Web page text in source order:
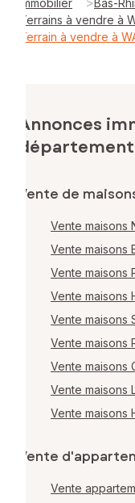
Immobilier Bas-
Terrains à vendre à
Terrain à vendre à
Annonces
département
Vente de
Vente maisons
Vente maisons
Vente maisons
Vente maisons
Vente maisons
Vente maisons
Vente maisons
Vente maisons
Vente maisons
Vente
Vente